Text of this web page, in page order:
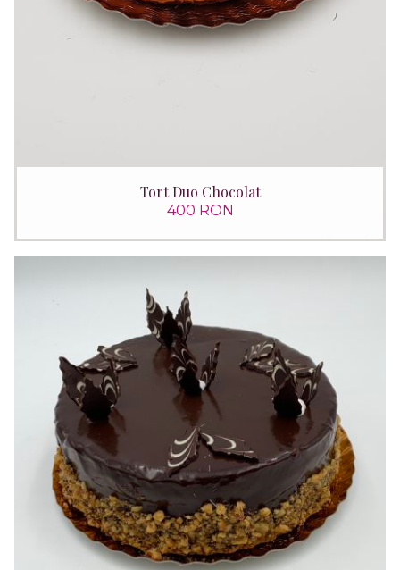
Tort Duo Chocolat
400 RON